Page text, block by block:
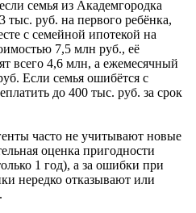
семья из Академгородка
тыс. руб. на первого ребёнка,
с семейной ипотекой на
7,5 млн руб., её
всего 4,6 млн, а ежемесячный
Если семья ошибётся с
до 400 тыс. руб. за срок
часто не учитывают новые
оценка пригодности
1 год), а за ошибки при
нередко отказывают или